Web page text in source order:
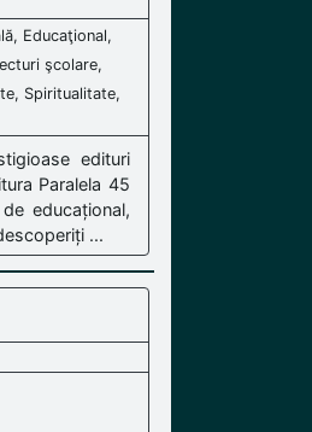
Educaţional,
şcolare,
Spiritualitate,
edituri
Paralela 45
educațional,
...